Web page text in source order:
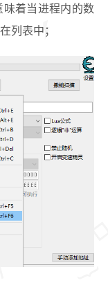
味着当进程内的数
列表中；